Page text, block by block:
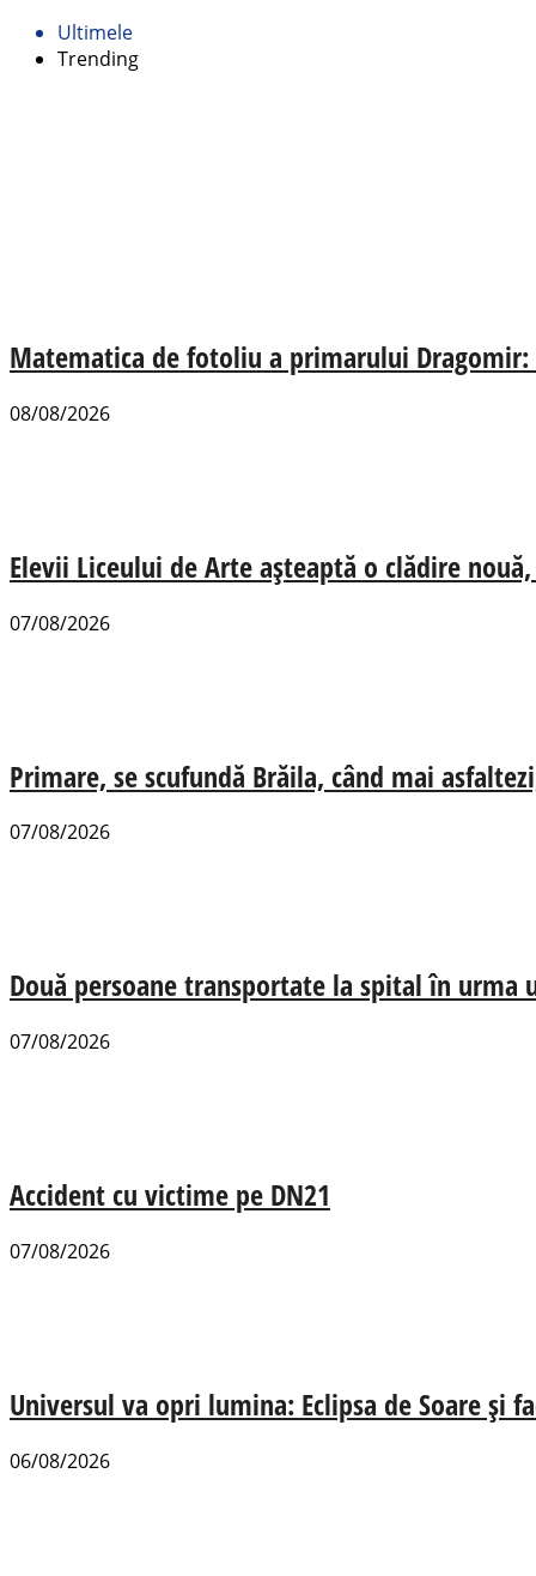
Ultimele
Trending
Matematica de fotoliu a primarului Dragomir:
08/08/2026
Elevii Liceului de Arte așteaptă o clădire
07/08/2026
Primare, se scufundă Brăila, când mai
07/08/2026
Două persoane transportate la spital în
07/08/2026
Accident cu victime pe DN21
07/08/2026
Universul va opri lumina: Eclipsa de Soare și
06/08/2026